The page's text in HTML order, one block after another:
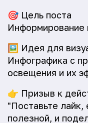
🎯 Цель поста
Информирование
🖼️ Идея для
Инфографика с
освещения и их
👉 Призыв к
"Поставьте
полезной, и